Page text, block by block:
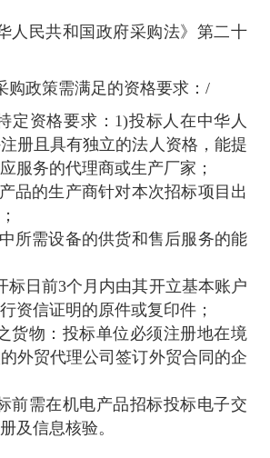
人民共和国政府采购法》第二十
购政策需满足的资格要求： /
定资格要求：1)投标人在中华人
册且具有独立的法人资格，能提
服务的代理商或生产厂家；
品的生产商针对本次招标项目出
所需设备的供货和售后服务的能
标日前3个月内由其开立基本账户
资信证明的原件或复印件；
货物：投标单位必须注册地在境
外贸代理公司签订外贸合同的企
前需在机电产品招标投标电子交
及信息核验。